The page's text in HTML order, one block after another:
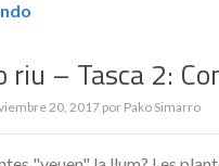
riu – Tasca 2:
20, 2017por Pako Simarro